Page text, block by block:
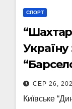
СПОРТ
Україну
СЕР 26,
Київське